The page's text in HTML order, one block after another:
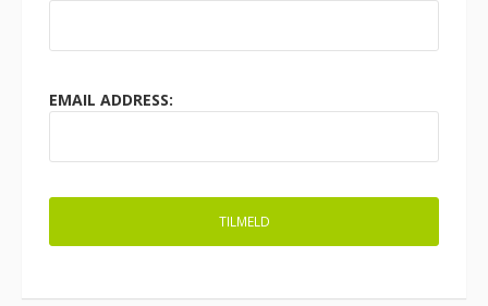
EMAIL ADDRESS: